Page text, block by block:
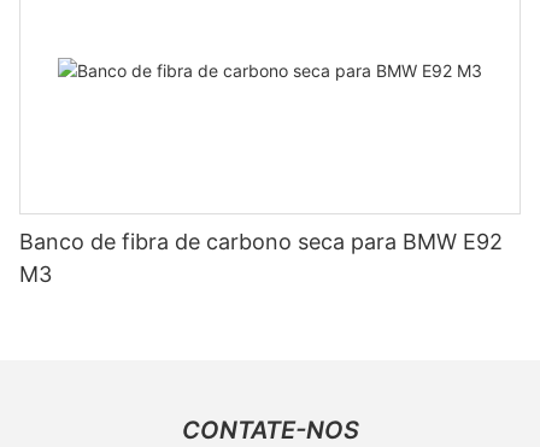
Banco de fibra de carbono seca para BMW E92
M3
CONTATE-NOS